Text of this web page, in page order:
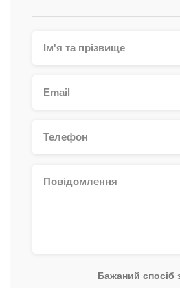
Бажаний спосіб